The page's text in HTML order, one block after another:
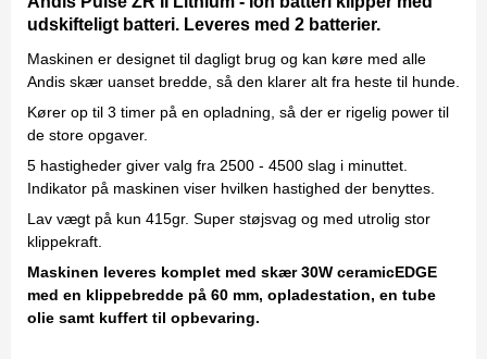
udskifteligt batteri. Leveres med 2 batterier.
Maskinen er designet til dagligt brug og kan køre med alle
Andis skær uanset bredde, så den klarer alt fra heste til hunde.
Kører op til 3 timer på en opladning, så der er rigelig power til
de store opgaver.
5 hastigheder giver valg fra 2500 - 4500 slag i minuttet.
Indikator på maskinen viser hvilken hastighed der benyttes.
Lav vægt på kun 415gr. Super støjsvag og med utrolig stor
klippekraft.
Maskinen leveres komplet med skær 30W ceramicEDGE
med en klippebredde på 60 mm, opladestation, en tube
olie samt kuffert til opbevaring.